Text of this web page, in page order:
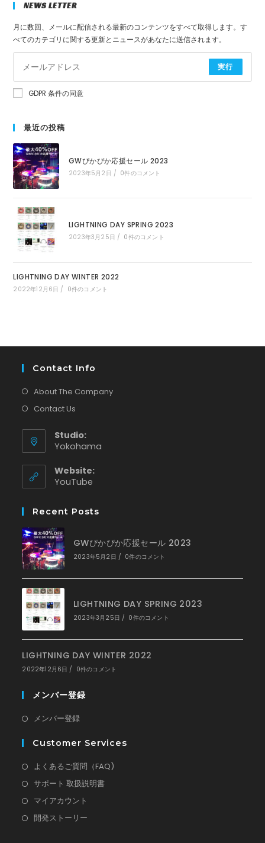
NEWS LETTER
月に数回、メールに配信される最新のコンテンツをすべて取得します。す
べてのカテゴリに関する更新とニュースがあなたに送信されます。
実行
GDPR 条件の同意
最近の投稿
GWぴかぴか応援セール 2023
2023年5月2日 / 0件のコメント
LIGHTNING DAY SPRING 2023
2023年3月25日 / 0件のコメント
LIGHTNING DAY WINTER 2022
2022年12月6日 / 0件のコメント
Contact Info
About The Company
Contact Us
Studio:
Yokohama
Website:
YouTube
Recent Posts
GWぴかぴか応援セール 2023
2023年5月2日 / 0件のコメント
LIGHTNING DAY SPRING 2023
2023年3月25日 / 0件のコメント
LIGHTNING DAY WINTER 2022
2022年12月6日 / 0件のコメント
メンバー登録
メンバー登録
Customer Services
よくあるご質問（FAQ)
サポート 取扱説明書
マイアカウント
開発ストーリー